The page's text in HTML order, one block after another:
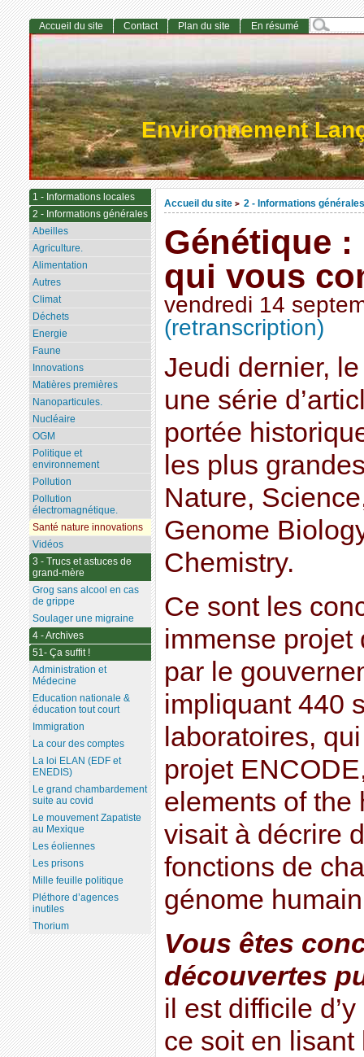
Environnement
Accueil du site > 2 - Informations générales
Génétique
qui vous
vendredi 14
(retranscription)
Jeudi dernier,
une série
portée
les plus
Nature,
Genome
Chemistry.
Ce sont les
immense projet
par le
impliquant 440
laboratoires,
projet
elements of the
visait à décrire
fonctions de
génome
Vous êtes
découvertes
il est difficile
ce soit en lisant
Accueil du site Contact Plan du site En résumé
1 - Informations locales
2 - Informations générales
Abeilles
Agriculture.
Alimentation
Autres
Climat
Déchets
Energie
Faune
Innovations
Matières premières
Nanoparticules.
Nucléaire
OGM
Politique et
environnement
Pollution
Pollution
électromagnétique.
Santé nature innovations
Vidéos
3 - Trucs et astuces de
grand-mère
Grog sans alcool en cas
de grippe
Soulager une migraine
4 - Archives
51- Ça suffit !
Administration et
Médecine
Education nationale &
éducation tout court
Immigration
La cour des comptes
La loi ELAN (EDF et
ENEDIS)
Le grand chambardement
suite au covid
Le mouvement Zapatiste
au Mexique
Les éoliennes
Les prisons
Mille feuille politique
Pléthore d’agences
inutiles
Thorium